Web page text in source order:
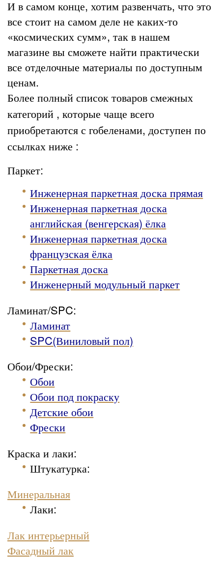
И в самом конце, хотим развенчать, что это
все стоит на самом деле не каких-то
«космических сумм», так в нашем
магазине вы сможете найти практически
все отделочные материалы по доступным
ценам.
Более полный список товаров смежных
категорий , которые чаще всего
приобретаются с гобеленами, доступен по
ссылках ниже :
Паркет:
Инженерная паркетная доска прямая
Инженерная паркетная доска
английская (венгерская) ёлка
Инженерная паркетная доска
французская ёлка
Паркетная доска
Инженерный модульный паркет
Ламинат/SPC:
Ламинат
SPC(Виниловый пол)
Обои/Фрески:
Обои
Обои под покраску
Детские обои
Фрески
Краска и лаки:
Штукатурка:
Минеральная
Лаки:
Лак интерьерный
Фасадный лак